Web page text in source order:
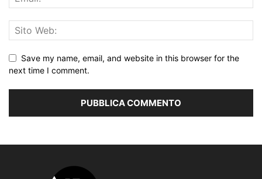
Save my name, email, and website in this browser for the
next time I comment.